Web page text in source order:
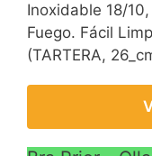
Inoxidable 18/
Fuego. Fácil
(TARTERA,